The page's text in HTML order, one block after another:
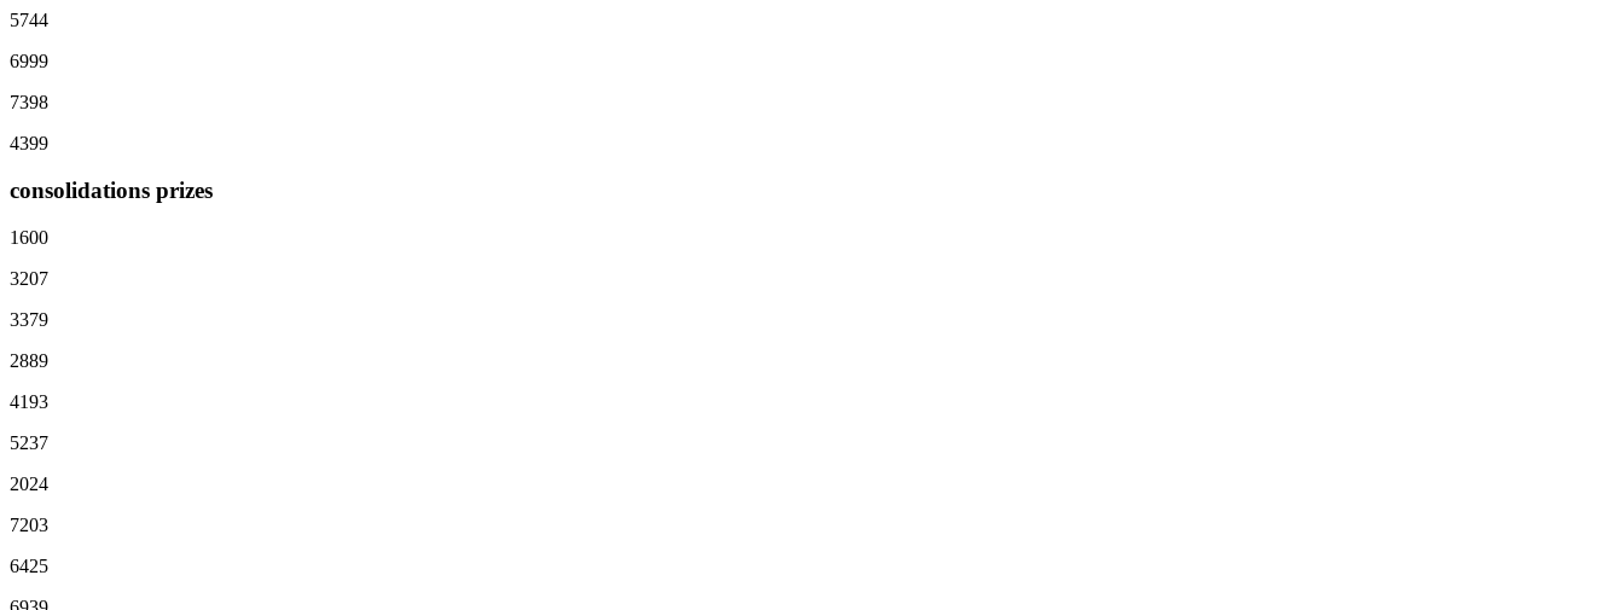
5744
6999
7398
4399
consolidations prizes
1600
3207
3379
2889
4193
5237
2024
7203
6425